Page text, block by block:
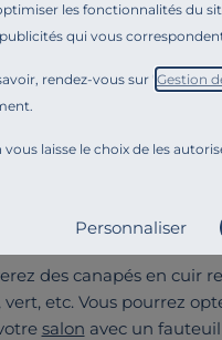
les fonctionnalités du
qui vous
rendez-vous sur "Gestion
vous laisse le choix de les
Personnaliser
relax électrique Boston
choix de la qualité
de qualité
plus
des canapés en cuir
vert, etc. Vous pourrez
salon avec un